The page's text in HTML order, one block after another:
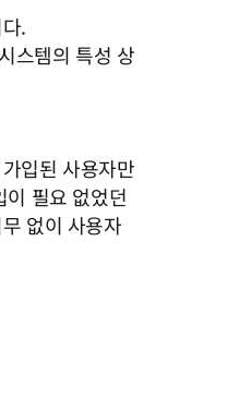
.
스템의 특성 상
입된 사용자만
필요 없었던
없이 사용자